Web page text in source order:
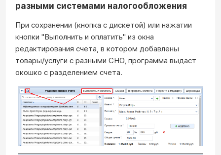
разными системами налогообложения
При сохранении (кнопка с дискетой) или нажатии
кнопки "Выполнить и оплатить" из окна
редактирования счета, в котором добавлены
товары/услуги с разными СНО, программа выдаст
окошко с разделением счета.